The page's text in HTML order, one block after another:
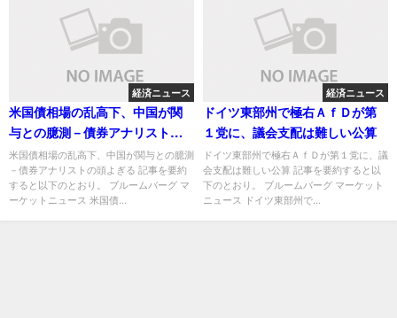
経済ニュース
米国債相場の乱高下、中国が関
与との臆測－債券アナリストの
頭よぎる
米国債相場の乱高下、中国が関与との臆測
－債券アナリストの頭よぎる 記事を要約
すると以下のとおり。 ブルームバーグ マ
ーケットニュース 米国債...
経済ニュース
ドイツ東部州で極右ＡｆＤが第
１党に、議会支配は難しい公算
ドイツ東部州で極右ＡｆＤが第１党に、議
会支配は難しい公算 記事を要約すると以
下のとおり。 ブルームバーグ マーケット
ニュース ドイツ東部州で...